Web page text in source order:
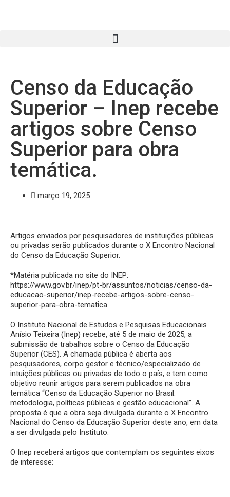
Censo da Educação
Superior – Inep recebe
artigos sobre Censo
Superior para obra
temática.
março 19, 2025
Artigos enviados por pesquisadores de instituições públicas
ou privadas serão publicados durante o X Encontro Nacional
do Censo da Educação Superior.
*Matéria publicada no site do INEP:
https://www.gov.br/inep/pt-br/assuntos/noticias/censo-da-
educacao-superior/inep-recebe-artigos-sobre-censo-
superior-para-obra-tematica
O Instituto Nacional de Estudos e Pesquisas Educacionais
Anísio Teixeira (Inep) recebe, até 5 de maio de 2025, a
submissão de trabalhos sobre o Censo da Educação
Superior (CES). A chamada pública é aberta aos
pesquisadores, corpo gestor e técnico/especializado de
intuições públicas ou privadas de todo o país, e tem como
objetivo reunir artigos para serem publicados na obra
temática “Censo da Educação Superior no Brasil:
metodologia, políticas públicas e gestão educacional”. A
proposta é que a obra seja divulgada durante o X Encontro
Nacional do Censo da Educação Superior deste ano, em data
a ser divulgada pelo Instituto.
O Inep receberá artigos que contemplam os seguintes eixos
de interesse: